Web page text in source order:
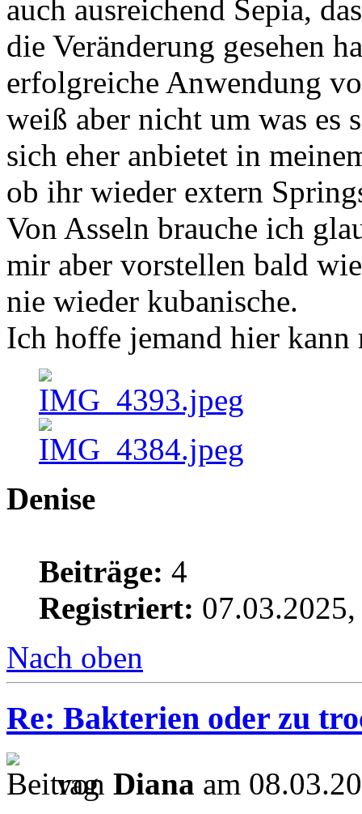
auch ausreichend Sepia,
die Veränderung gesehen
erfolgreiche Anwendung
weiß aber nicht um was es
sich eher anbietet in
ob ihr wieder extern
Von Asseln brauche ich
mir aber vorstellen bald
nie wieder kubanische.
Ich hoffe jemand hier kann
Denise
Beiträge: 4
Registriert:
Nach oben
Re: Bakterien oder zu
von Diana am